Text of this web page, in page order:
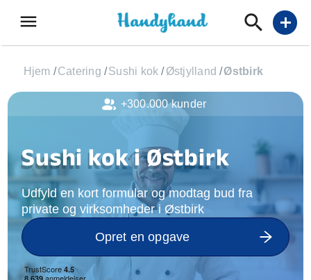
menu add
Hjem /Catering /Sushi kok / Østjylland /Østbirk
Sushi kok i Østbirk
Udfyld en kort formular og modtag bud fra
private og virksomheder i Østbirk
Opret en opgave
+300.000 kunder